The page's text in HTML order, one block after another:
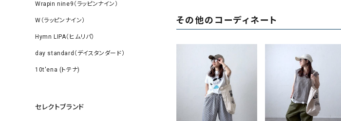
Wrapin nine9（ラッピンナイン）
W（ラッピンナイン）
Hymn LIPA（ヒムリパ）
day standard（デイスタンダード）
10t'ena (トテナ)
セレクトブランド
その他のコーディネート